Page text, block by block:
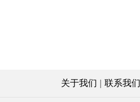
关于我们 联系我们